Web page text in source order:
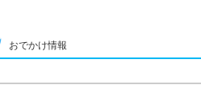
おでかけ情報